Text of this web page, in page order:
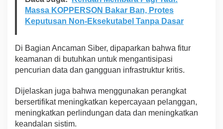
Massa KOPPERSON Bakar Ban, Protes
Keputusan Non-Eksekutabel Tanpa Dasar
Di Bagian Ancaman Siber, dipaparkan bahwa fitur
keamanan di butuhkan untuk mengantisipasi
pencurian data dan gangguan infrastruktur kritis.
Dijelaskan juga bahwa menggunakan perangkat
bersertifikat meningkatkan kepercayaan pelanggan,
meningkatkan perlindungan data dan meningkatkan
keandalan sistim.